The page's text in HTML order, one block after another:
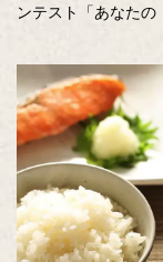
ンテスト「あなたの